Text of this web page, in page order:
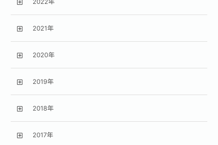
2021年
2020年
2019年
2018年
2017年